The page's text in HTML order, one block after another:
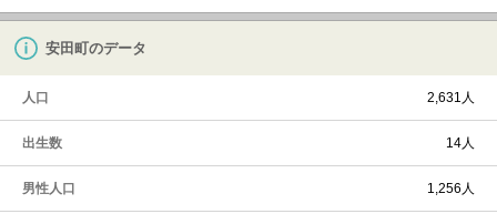
安田町のデータ
人口 2,631人
出生数 14人
男性人口 1,256人